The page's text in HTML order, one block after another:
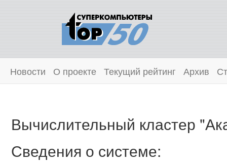
Новости О проекте Текущий рейтинг Архив
Вычислительный кластер
Сведения о системе: